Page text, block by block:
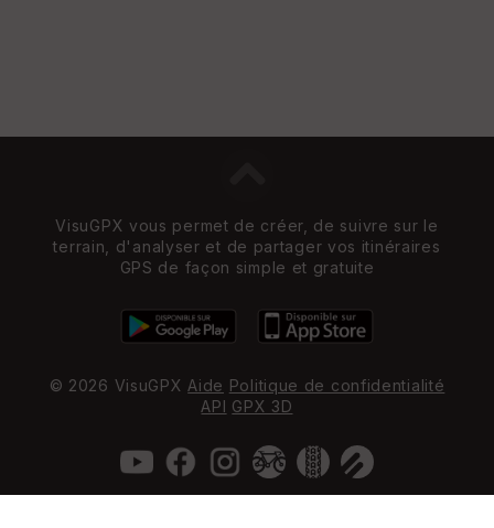
VisuGPX vous permet de créer, de suivre sur le
terrain, d'analyser et de partager vos itinéraires
GPS de façon simple et gratuite
© 2026 VisuGPX Aide Politique de confidentialité
API GPX 3D